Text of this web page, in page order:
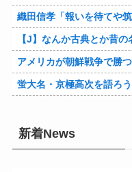
織田信孝「報いを待てや筑
【J】なんか古典とか昔
アメリカが朝鮮戦争で勝
蛍大名・京極高次を語ろう
新着News